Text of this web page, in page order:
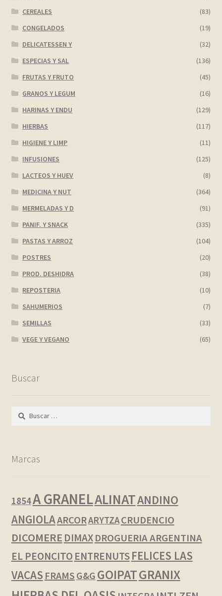
Página de ejemplo
Privacy Policy
Sample Page
Tienda
Wishlist
Wishlist
CEREALES
(83)
CONGELADOS
(19)
DELICATESSEN Y
(32)
ESPECIAS Y SAL
(136)
FRUTAS Y FRUTO
(45)
GRANOS Y LEGUM
(16)
HARINAS Y ENDU
(129)
HIERBAS
(117)
HIGIENE Y LIMP
(11)
INFUSIONES
(125)
LACTEOS Y HUEV
(8)
MEDICINA Y NUT
(364)
MERMELADAS Y D
(91)
PANIF. Y SNACK
(335)
PASTAS Y ARROZ
(104)
POSTRES
(20)
PROD. DESHIDRA
(38)
REPOSTERIA
(10)
SAHUMERIOS
(7)
SEMILLAS
(33)
VEGE Y VEGANO
(65)
Buscar
Buscar:
Marcas
1854A GRANELALINATANDINO
ANGIOLAARCORARYTZACRUDENCIO
DICOMERE DIMAX DROGUERIA ARGENTINA
EL PEONCITO ENTRENUTSFELICES LAS
VACAS FRAMS G&G GOIPATGRANIX